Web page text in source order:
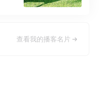
查看我的播客名片